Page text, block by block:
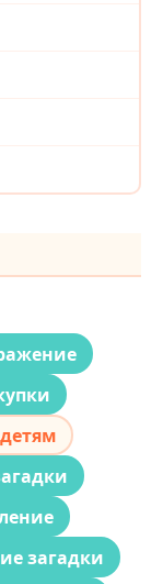
загадки